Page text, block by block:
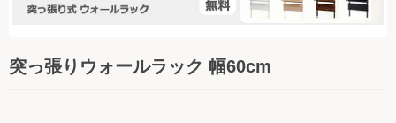
よくある質問
突っ張りウォールラック 幅60cm